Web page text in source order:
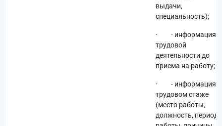
выдачи,
специальность);
· - информация о
трудовой
деятельности до
приема на работу;
· - информация о
трудовом стаже
(место работы,
должность, период